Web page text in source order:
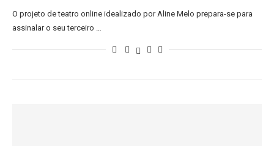
O projeto de teatro online idealizado por Aline Melo prepara-se para
assinalar o seu terceiro …